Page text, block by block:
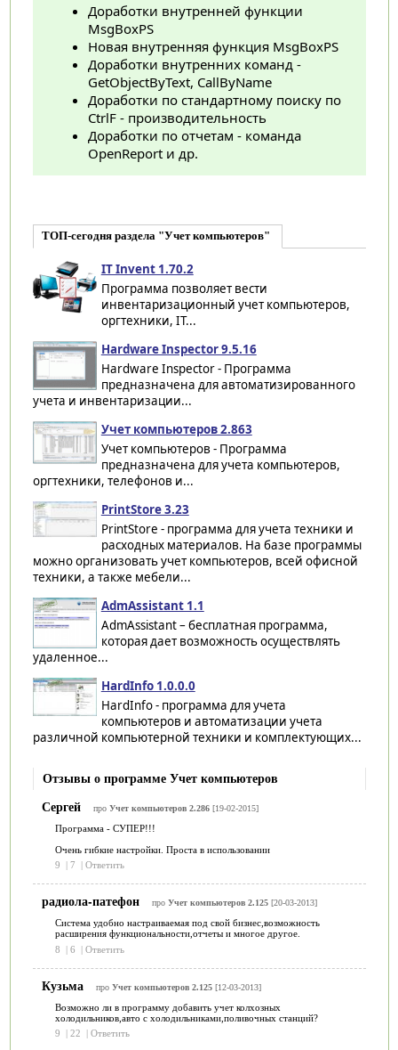
Доработки внутренней функции
MsgBoxPS
Новая внутренняя функция MsgBoxPS
Доработки внутренних команд -
GetObjectByText, CallByName
Доработки по стандартному поиску по
CtrlF - производительность
Доработки по отчетам - команда
OpenReport и др.
ТОП-сегодня раздела "Учет компьютеров"
IT Invent 1.70.2
Программа позволяет вести
инвентаризационный учет компьютеров,
оргтехники, IT...
Hardware Inspector 9.5.16
Hardware Inspector - Программа
предназначена для автоматизированного
учета и инвентаризации...
Учет компьютеров 2.863
Учет компьютеров - Программа
предназначена для учета компьютеров,
оргтехники, телефонов и...
PrintStore 3.23
PrintStore - программа для учета техники и
расходных материалов. На базе программы
можно организовать учет компьютеров, всей офисной
техники, а также мебели...
AdmAssistant 1.1
AdmAssistant – бесплатная программа,
которая дает возможность осуществлять
удаленное...
HardInfo 1.0.0.0
HardInfo - программа для учета
компьютеров и автоматизации учета
различной компьютерной техники и комплектующих...
Отзывы о программе Учет компьютеров
Сергей
про Учет компьютеров 2.286[19-02-2015]
Программа - СУПЕР!!!
Очень гибкие настройки. Проста в использовании
9
7 Ответить
радиола-патефон про Учет компьютеров 2.125[20-03-2013]
Система удобно настраиваемая под свой бизнес,возможность
расширения функциональности,отчеты и многое другое.
8
| 6 | Ответить
Кузьма про Учет компьютеров 2.125[12-03-2013]
Возможно ли в программу добавить учет колхозных
холодильников,авто с холодильниками,поливочных станций?
9
22 Ответить